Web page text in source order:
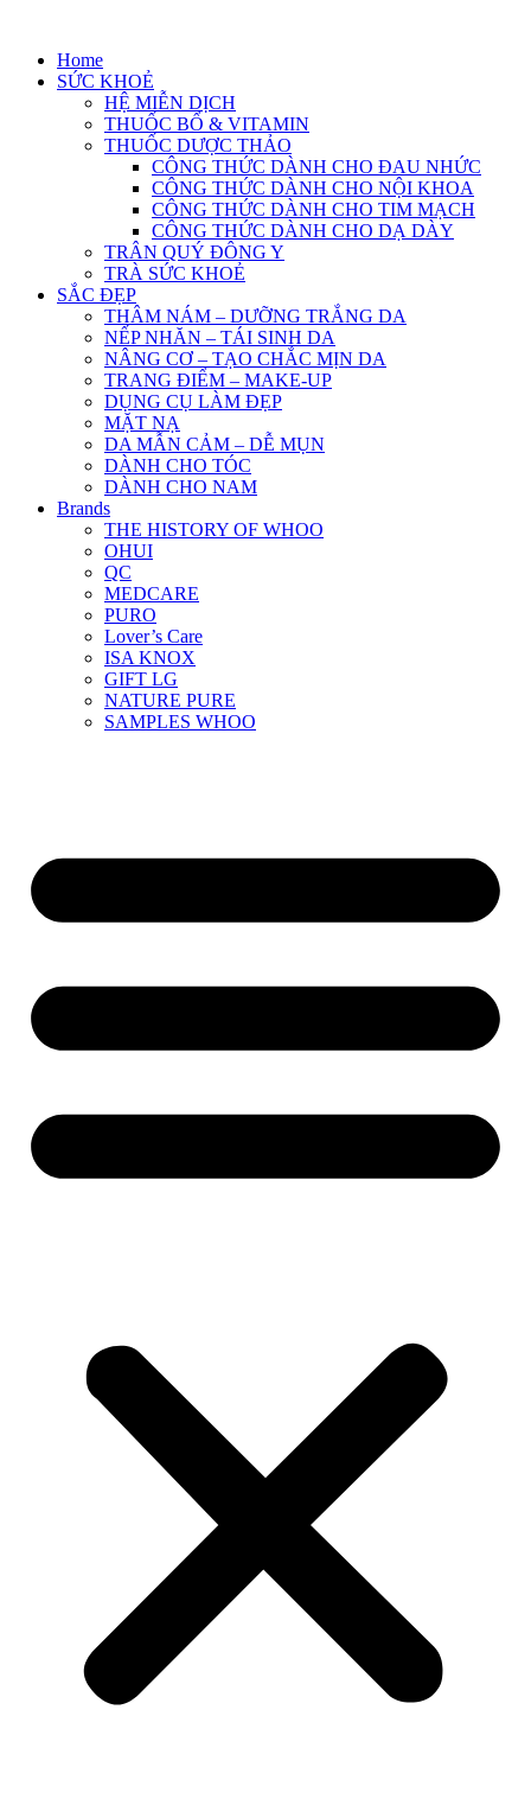
contentHome
SỨC KHOẺ
HỆ MIỄN DỊCH
THUỐC BỔ & VITAMIN
THUỐC DƯỢC THẢO
CÔNG THỨC DÀNH CHO ĐAU NHỨC
CÔNG THỨC DÀNH CHO NỘI KHOA
CÔNG THỨC DÀNH CHO TIM MẠCH
CÔNG THỨC DÀNH CHO DẠ DÀY
TRÂN QUÝ ĐÔNG Y
TRÀ SỨC KHOẺ
SẮC ĐẸP
THÂM NÁM – DƯỠNG TRẮNG DA
NẾP NHĂN – TÁI SINH DA
NÂNG CƠ – TẠO CHẮC MỊN DA
TRANG ĐIỂM – MAKE-UP
DỤNG CỤ LÀM ĐẸP
MẶT NẠ
DA MẪN CẢM – DỄ MỤN
DÀNH CHO TÓC
DÀNH CHO NAM
Brands
THE HISTORY OF WHOO
OHUI
QC
MEDCARE
PURO
Lover’s Care
ISA KNOX
GIFT LG
NATURE PURE
SAMPLES WHOO